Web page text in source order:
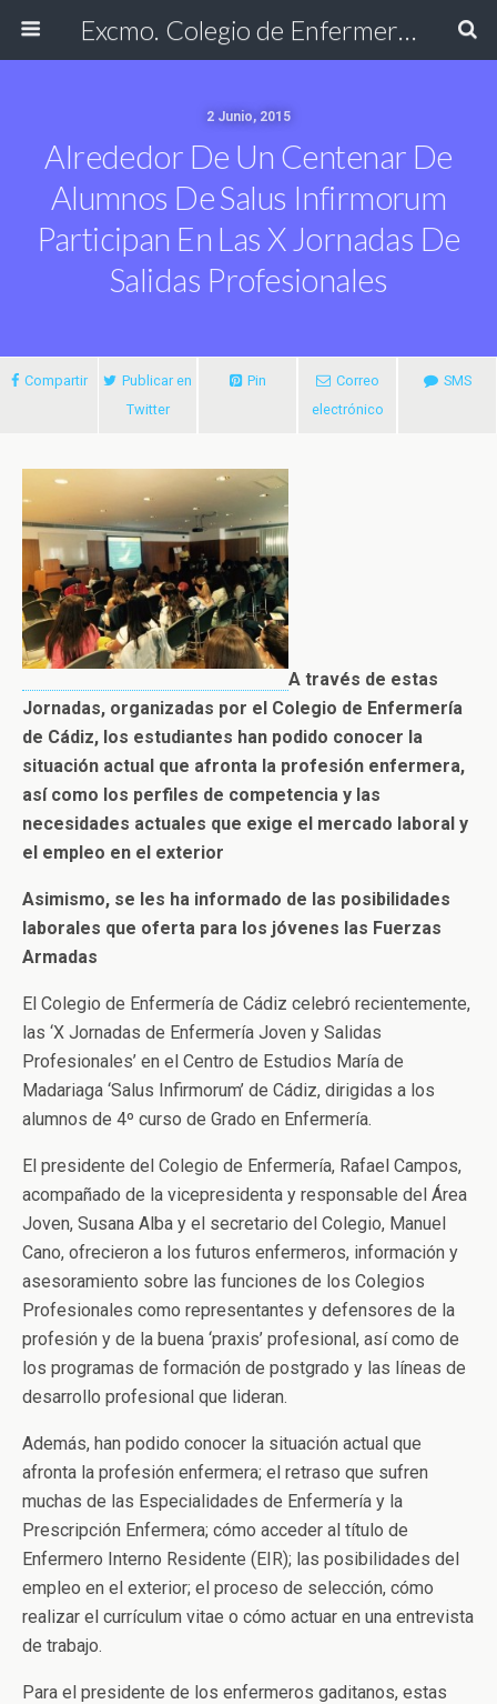
Excmo. Colegio de Enfermería de Cádiz
2 Junio, 2015
Alrededor De Un Centenar De
Alumnos De Salus Infirmorum
Participan En Las X Jornadas De
Salidas Profesionales
Compartir
Publicar en
Twitter
Pin
Correo
electrónico
SMS
A través de estas
Jornadas, organizadas por el Colegio de Enfermería
de Cádiz, los estudiantes han podido conocer la
situación actual que afronta la profesión enfermera,
así como los perfiles de competencia y las
necesidades actuales que exige el mercado laboral y
el empleo en el exterior
Asimismo, se les ha informado de las posibilidades
laborales que oferta para los jóvenes las Fuerzas
Armadas
El Colegio de Enfermería de Cádiz celebró recientemente,
las ‘X Jornadas de Enfermería Joven y Salidas
Profesionales’ en el Centro de Estudios María de
Madariaga ‘Salus Infirmorum’ de Cádiz, dirigidas a los
alumnos de 4º curso de Grado en Enfermería.
El presidente del Colegio de Enfermería, Rafael Campos,
acompañado de la vicepresidenta y responsable del Área
Joven, Susana Alba y el secretario del Colegio, Manuel
Cano, ofrecieron a los futuros enfermeros, información y
asesoramiento sobre las funciones de los Colegios
Profesionales como representantes y defensores de la
profesión y de la buena ‘praxis’ profesional, así como de
los programas de formación de postgrado y las líneas de
desarrollo profesional que lideran.
Además, han podido conocer la situación actual que
afronta la profesión enfermera; el retraso que sufren
muchas de las Especialidades de Enfermería y la
Prescripción Enfermera; cómo acceder al título de
Enfermero Interno Residente (EIR); las posibilidades del
empleo en el exterior; el proceso de selección, cómo
realizar el currículum vitae o cómo actuar en una entrevista
de trabajo.
Para el presidente de los enfermeros gaditanos, estas